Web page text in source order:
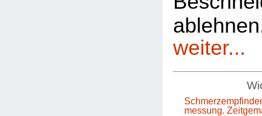
weiter...
messung.